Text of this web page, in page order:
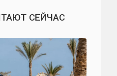
интернета и
мобильной связи
СЕЙЧАС